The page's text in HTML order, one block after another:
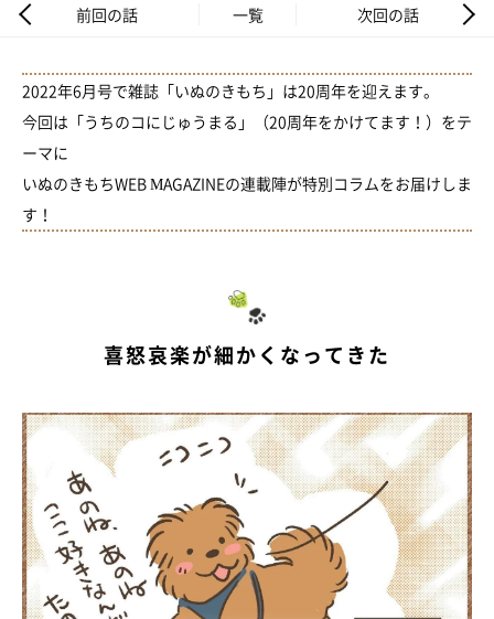
前回の話 一覧 次回の話
2022年6月号で雑誌「いぬのきもち」は20周年を迎えます。
今回は「うちのコにじゅうまる」（20周年をかけてます！）をテ
ーマに
いぬのきもちWEB MAGAZINEの連載陣が特別コラムをお届けしま
す！
喜怒哀楽が細かくなってきた